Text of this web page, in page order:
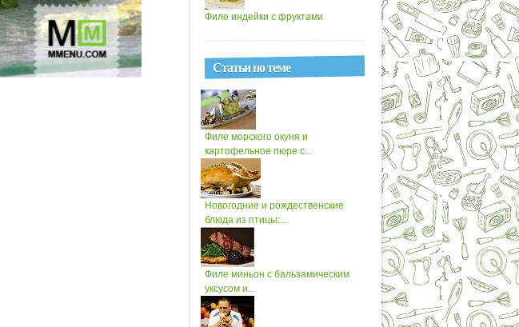
Филе индейки с фруктами
Статьи по теме
Филе морского окуня и
картофельное пюре с...
Новогодние и рождественские
блюда из птицы:...
Филе миньон с бальзамическим
уксусом и...